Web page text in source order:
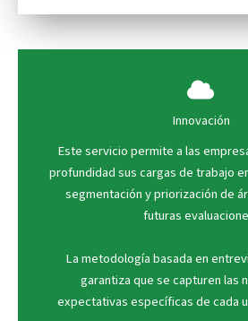
Innovación
Este servicio permite a las
profundidad sus cargas de trabajo
segmentación y priorización de
futuras
La metodología basada en
garantiza que se capturen las
expectativas específicas de cada